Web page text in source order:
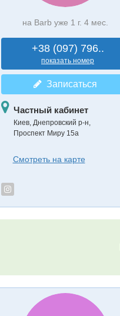
на Barb уже 1 г. 4 мес.
+38 (097) 796..
показать номер
Записаться
Частный кабинет
Киев, Днепровский р-н,
Проспект Миру 15а
Смотреть на карте